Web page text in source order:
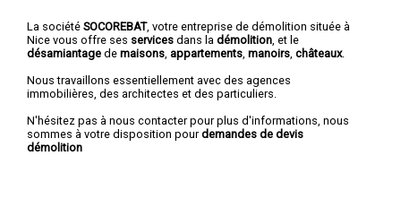
La société SOCOREBAT, votre entreprise de démolition située à
Nice vous offre ses services dans la démolition , et le
désamiantage de maisons appartements manoirs châteaux.
Nous travaillons essentiellement avec des agences
immobilières, des architectes et des particuliers.
N'hésitez pas à nous contacter pour plus d'informations, nous
sommes à votre disposition pourdemandes de devis
démolition